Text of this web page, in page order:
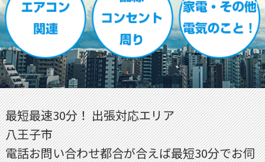
最短最速30分！ 出張対応エリア
八王子市
電話お問い合わせ都合が合えば最短30分でお伺